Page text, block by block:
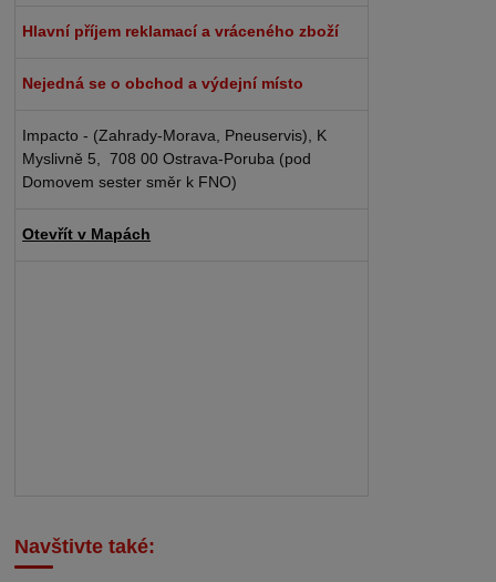
Hlavní příjem reklamací a vráceného zboží
Nejedná se o obchod a výdejní místo
Impacto - (Zahrady-Morava, Pneuservis), K
Myslivně 5, 708 00 Ostrava-Poruba (pod
Domovem sester směr k FNO)
Otevřít v Mapách
Navštivte také: